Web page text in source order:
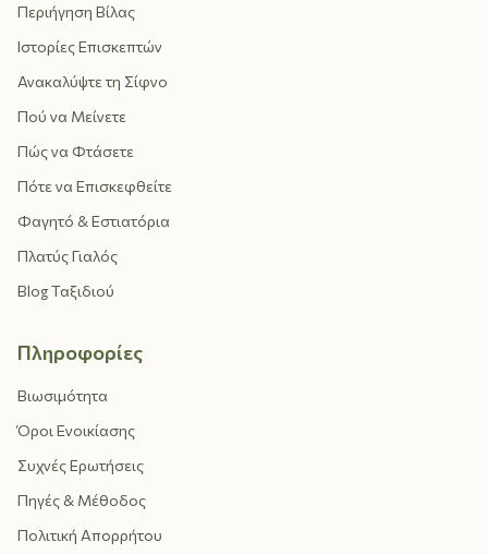
Περιήγηση Βίλας
Ιστορίες Επισκεπτών
Ανακαλύψτε τη Σίφνο
Πού να Μείνετε
Πώς να Φτάσετε
Πότε να Επισκεφθείτε
Φαγητό & Εστιατόρια
Πλατύς Γιαλός
Blog Ταξιδιού
Πληροφορίες
Βιωσιμότητα
Όροι Ενοικίασης
Συχνές Ερωτήσεις
Πηγές & Μέθοδος
Πολιτική Απορρήτου